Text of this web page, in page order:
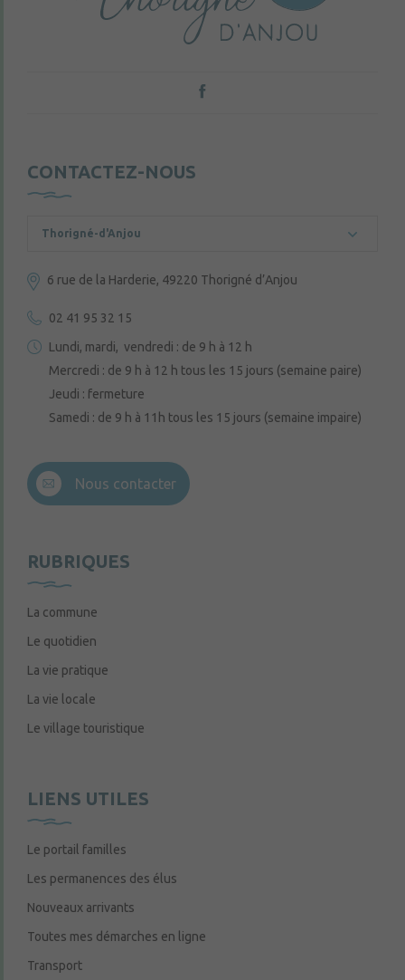
CONTACTEZ-NOUS
Thorigné-d'Anjou
6 rue de la Harderie, 49220 Thorigné d’Anjou
02 41 95 32 15
Lundi, mardi, vendredi : de 9 h à 12 h
Mercredi : de 9 h à 12 h tous les 15 jours (semaine paire)
Jeudi : fermeture
Samedi : de 9 h à 11h tous les 15 jours (semaine impaire)
Nous contacter
RUBRIQUES
La commune
Le quotidien
La vie pratique
La vie locale
Le village touristique
LIENS UTILES
Le portail familles
Les permanences des élus
Nouveaux arrivants
Toutes mes démarches en ligne
Transport